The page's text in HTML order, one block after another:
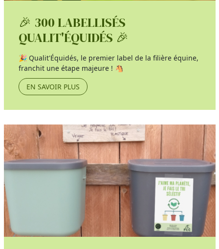
🎉 300 LABELLISÉS
QUALIT'ÉQUIDÉS 🎉
🎉 Qualit'Équidés, le premier label de la filière équine,
franchit une étape majeure ! 🐴
EN SAVOIR PLUS